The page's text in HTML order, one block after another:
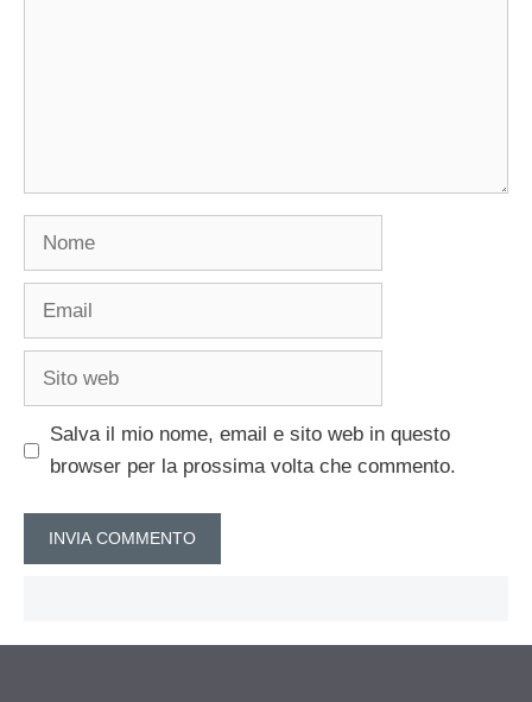
Nome
Email
Sito
Salva il mio nome, email e sito web in questo
browser per la prossima volta che commento.